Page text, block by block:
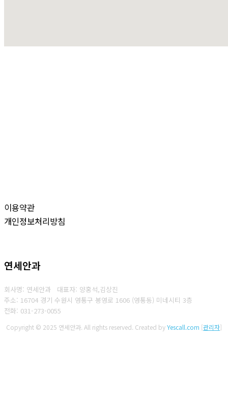
이용약관
개인정보처리방침
연세안과
회사명: 연세안과 대표자: 양홍석,김상진
주소: 16704 경기 수원시 영통구 봉영로 1606 (영통동) 미네시티 3층
전화: 031-273-0055
Copyright © 2025 연세안과. All rights reserved. Created byYescall.com [관리자]